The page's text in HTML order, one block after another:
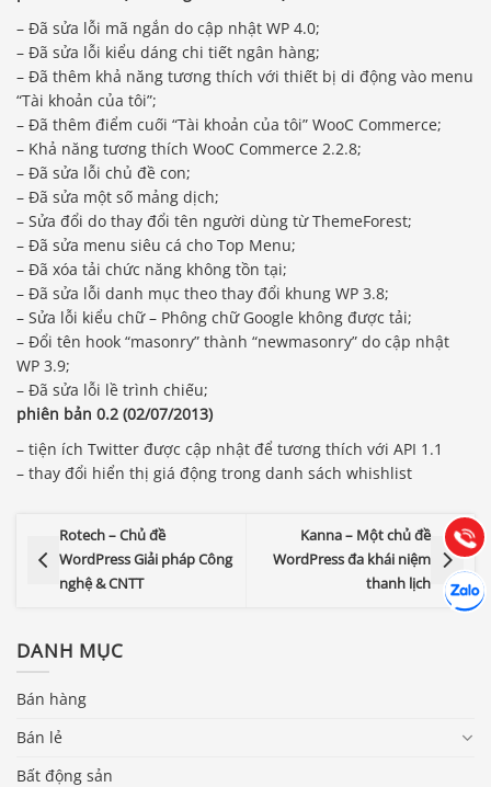
– Đã sửa lỗi mã ngắn do cập nhật WP 4.0;
– Đã sửa lỗi kiểu dáng chi tiết ngân hàng;
– Đã thêm khả năng tương thích với thiết bị di động vào menu
“Tài khoản của tôi”;
– Đã thêm điểm cuối “Tài khoản của tôi” WooC Commerce;
– Khả năng tương thích WooC Commerce 2.2.8;
– Đã sửa lỗi chủ đề con;
– Đã sửa một số mảng dịch;
– Sửa đổi do thay đổi tên người dùng từ ThemeForest;
– Đã sửa menu siêu cá cho Top Menu;
– Đã xóa tải chức năng không tồn tại;
– Đã sửa lỗi danh mục theo thay đổi khung WP 3.8;
– Sửa lỗi kiểu chữ – Phông chữ Google không được tải;
– Đổi tên hook “masonry” thành “newmasonry” do cập nhật
WP 3.9;
– Đã sửa lỗi lề trình chiếu;
phiên bản 0.2 (02/07/2013)
– tiện ích Twitter được cập nhật để tương thích với API 1.1
– thay đổi hiển thị giá động trong danh sách whishlist
Rotech – Chủ đề
WordPress Giải pháp Công
nghệ & CNTT
Kanna – Một chủ đề
WordPress đa khái niệm
thanh lịch
DANH MỤC
Bán hàng
Bán lẻ
Bất động sản
Gọi
(028) 22.166.144
Chát
Tư vấn
Hợp tác